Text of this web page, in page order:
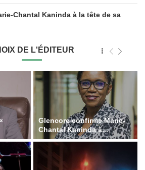
Chantal Kaninda à la tête de sa
DE L'ÉDITEUR
Glencore confirme Marie-
Chantal Kaninda à...